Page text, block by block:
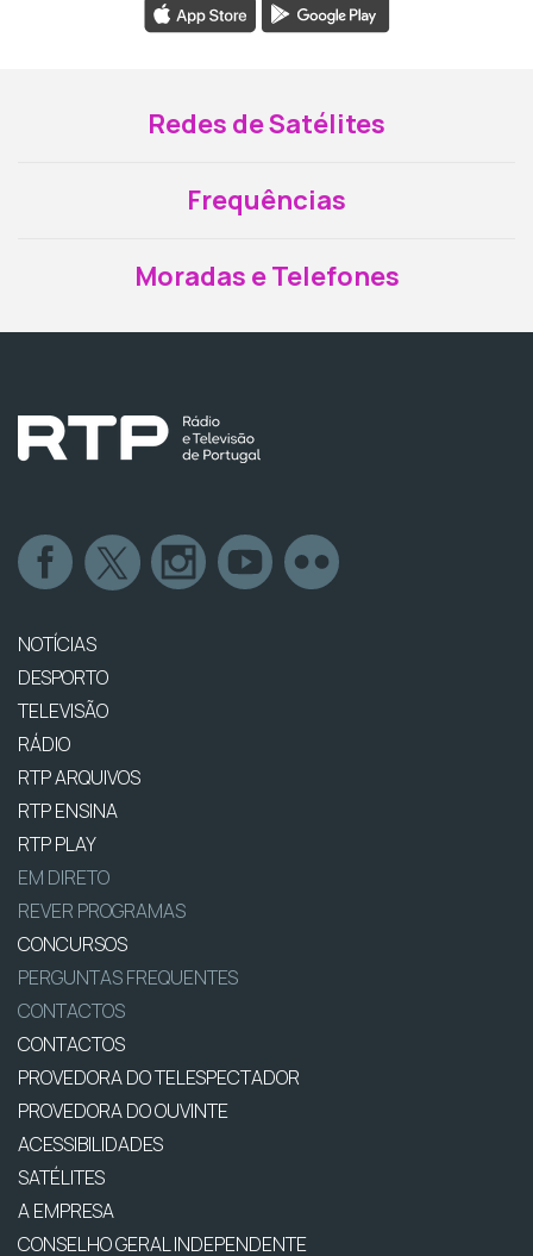
Redes de Satélites
Frequências
Moradas e Telefones
NOTÍCIAS
DESPORTO
TELEVISÃO
RÁDIO
RTP ARQUIVOS
RTP ENSINA
RTP PLAY
EM DIRETO
REVER PROGRAMAS
CONCURSOS
PERGUNTAS FREQUENTES
CONTACTOS
CONTACTOS
PROVEDORA DO TELESPECTADOR
PROVEDORA DO OUVINTE
ACESSIBILIDADES
SATÉLITES
A EMPRESA
CONSELHO GERAL INDEPENDENTE